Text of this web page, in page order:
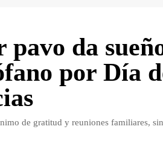
pavo da
por Día
de gratitud y reuniones familiares,